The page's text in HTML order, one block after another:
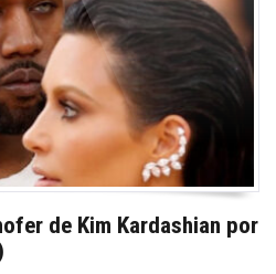
de Kim Kardashian por